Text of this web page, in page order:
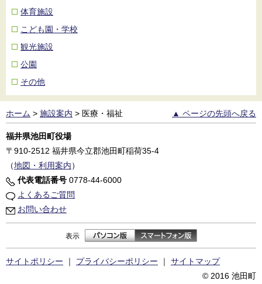
体育施設
こども園・学校
観光施設
公園
その他
ホーム > 施設案内 > 医療・福祉 ▲ ページの先頭へ戻る
福井県池田町役場
〒910-2512 福井県今立郡池田町稲荷35-4
（地図・利用案内）
代表電話番号 0778-44-6000
よくあるご質問
お問い合わせ
表示
サイトポリシー ｜ プライバシーポリシー ｜ サイトマップ
© 2016 池田町